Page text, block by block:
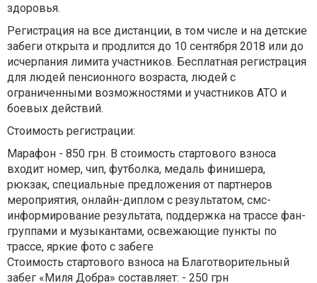
здоровья.
Регистрация на все дистанции, в том числе и на детские
забеги открыта и продлится до 10 сентября 2018 или до
исчерпания лимита участников. Бесплатная регистрация
для людей пенсионного возраста, людей с
ограниченными возможностями и участников АТО и
боевых действий.
Стоимость регистрации:
Марафон - 850 грн. В стоимость стартового взноса
входит номер, чип, футболка, медаль финишера,
рюкзак, специальные предложения от партнеров
мероприятия, онлайн-диплом с результатом, смс-
информирование результата, поддержка на трассе фан-
группами и музыкантами, освежающие пункты по
трассе, яркие фото с забеге
Стоимость стартового взноса на Благотворительный
забег «Миля Добра» составляет: - 250 грн